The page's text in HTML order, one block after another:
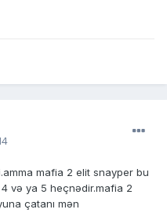
mafia 2 elit snayper bu
və ya 5 heçnədir.mafia 2
çatanı mən